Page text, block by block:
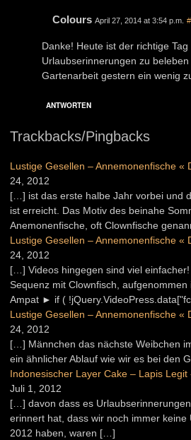
Colours April 27, 2014 at 3:54 p.m. #
Danke! Heute ist der richtige
Urlaubserinnerungen zu
Gartenarbeit gestern ein wenig
ANTWORTEN
Trackbacks/Pingbacks
Lustige Gesellen – Annemonenfische «
24, 2012
[…] ist das erste halbe Jahr vorbei und
ist erreicht. Das Motiv des beinahe
Anemonenfische, oft Clownfische
Lustige Gesellen – Annemonenfische «
24, 2012
[…] Videos hingegen sind viel
Sequenz mit Clownfisch,
Ampat ► if (
Lustige Gesellen – Annemonenfische «
24, 2012
[…] Männchen das nächste Weibchen
ein ähnlicher Ablauf wie wir es bei den
Indonesischer Layer Cake – Lapis
Juli 1, 2012
[…] davon dass es
erinnert hat, dass wir noch immer keine
2012 haben, waren […]